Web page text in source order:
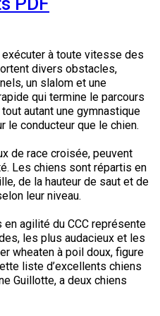
et les clubs
des races
éleveurs
des races
éleveurs du CCC
de Trupanion
du CCC 2026
beagles
du CCC
chien au CCC
du CCC
à toute vitesse des
divers obstacles,
un slalom et une
qui termine le parcours
autant une gymnastique
le conducteur que le chien.
de race croisée, peuvent
Les chiens sont répartis en
de la hauteur de saut et de
leur niveau.
agilité du CCC représente
les plus audacieux et les
wheaten à poil doux, figure
liste d’excellents chiens
Guillotte, a deux chiens